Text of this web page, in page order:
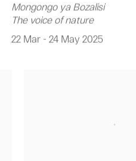
Mongongo ya Bozalisi
The voice of nature
22 Mar - 24 May 2025